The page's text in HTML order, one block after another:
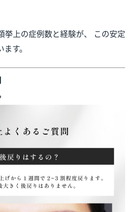
挙上の症例数と経験が、 この安定
す。